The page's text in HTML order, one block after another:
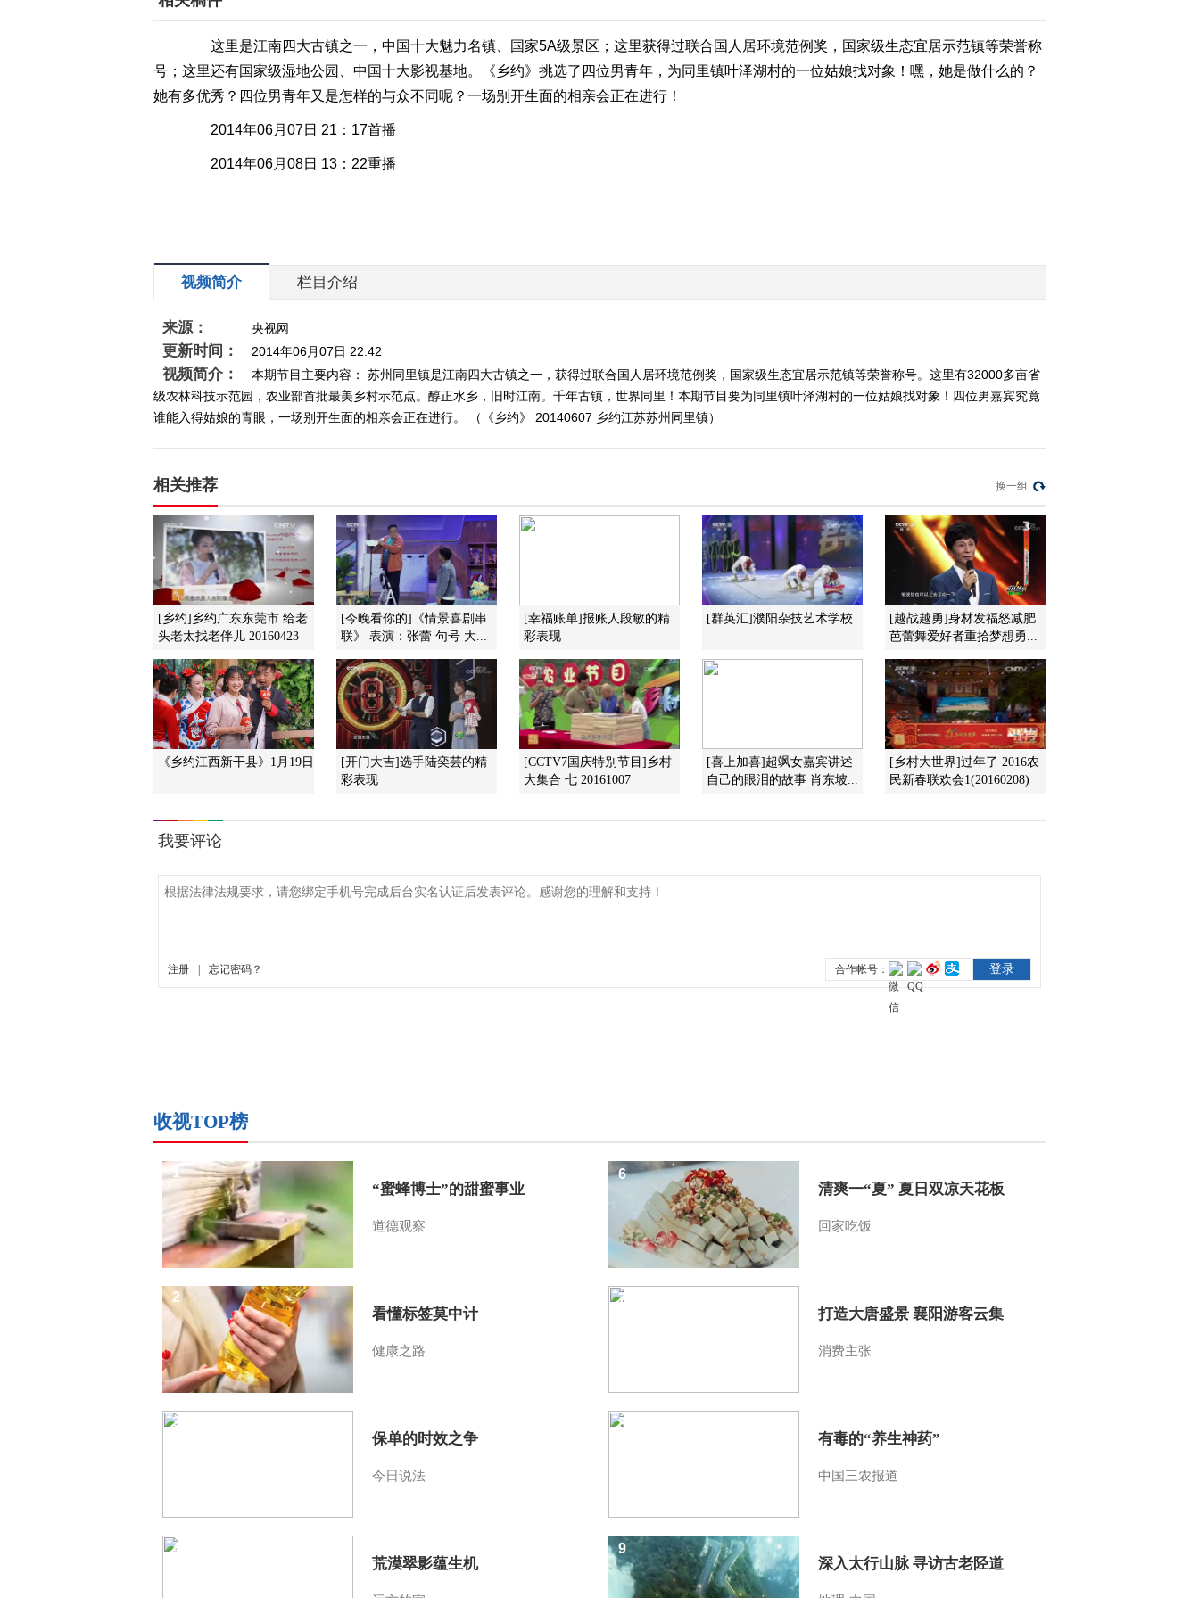
2014-05-10 23:11:58
[乡约]乡约东坡鹊桥会农
[乡约]乡约广西融安县
(20140426)
2014-04-20 00:26:42
[乡约]乡约广西宜州市
(20140412)
2014-04-12 22:58:19
[乡约]乡约苏州镇湖镇
(20140405)
2014-04-05 23:00:27
[乡约]乡约河南遂平县
(20140322)
(20140315)
[乡约]乡约广西宁明县
(20140308)
2014-02-16 15:01:16
2013三农记忆 中央电视
(20140214)
这里是江南四大古镇之一，中国十大魅力名镇、国家5A级景区；这里获得过联合国人居环境范例奖，国家级生态宜居示范镇等荣誉称
号；这里还有国家级湿地公园、中国十大影视基地。《乡约》挑选了四位男青年，为同里镇叶泽湖村的一位姑娘找对象！嘿，她是做什么的？
她有多优秀？四位男青年又是怎样的与众不同呢？一场别开生面的相亲会正在进行！
2014年06月07日 21：17首播
2014年06月08日 13：22重播
视频简介 栏目介绍
来源： 央视网
更新时间： 2014年06月07日 22:42
视频简介：
本期节目主要内容： 苏州同里镇是江南四大古镇之一，获得过联合国人居环境范例奖，国家级生态宜居示范镇等荣誉称号。这里有32000多亩省
级农林科技示范园，农业部首批最美乡村示范点。醇正水乡，旧时江南。千年古镇，世界同里！本期节目要为同里镇叶泽湖村的一位姑娘找对象！四位男嘉宾究竟
谁能入得姑娘的青眼，一场别开生面的相亲会正在进行。 （《乡约》 20140607 乡约江苏苏州同里镇）
相关推荐 换一组
[乡约]乡约广东东莞市 给老
头老太找老伴儿 20160423
[今晚看你的]《情景喜剧串
联》 表演：张蕾 句号 大...
[幸福账单]报账人段敏的精
彩表现
[群英汇]濮阳杂技艺术学校
[越战越勇]身材发福怒减肥
芭蕾舞爱好者重拾梦想勇...
《乡约江西新干县》1月19日
[开门大吉]选手陆奕芸的精
彩表现
[CCTV7国庆特别节目]乡村
大集合 七 20161007
[喜上加喜]超飒女嘉宾讲述
自己的眼泪的故事 肖东坡...
[乡村大世界]过年了 2016农
民新春联欢会1(20160208)
收视TOP榜
“蜜蜂博士”的甜蜜事业
道德观察
1
看懂标签莫中计
健康之路
2
保单的时效之争
今日说法
3
荒漠翠影蕴生机
4
清爽一“夏” 夏日双凉天花板
回家吃饭
6
打造大唐盛景 襄阳游客云集
消费主张
7
有毒的“养生神药”
中国三农报道
8
深入太行山脉 寻访古老陉道
9